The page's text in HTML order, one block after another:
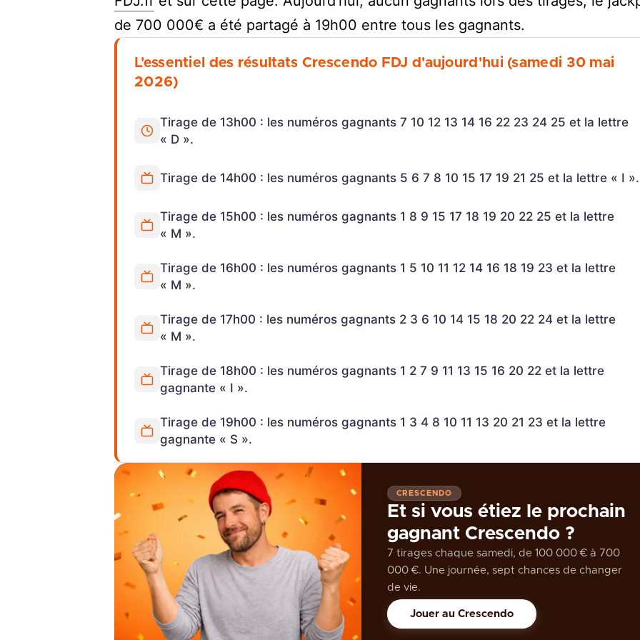
de 700 000€ a été partagé à 19h00 entre tous les gagnants.
L'essentiel des résultats Crescendo FDJ d'aujourd'hui (samedi 30 mai
2026)
Tirage de 13h00 : les numéros gagnants 7 10 12 13 14 16 22 23 24 25 et la lettre
« D ».
Tirage de 14h00 : les numéros gagnants 5 6 7 8 10 15 17 19 21 25 et la lettre « I ».
Tirage de 15h00 : les numéros gagnants 1 8 9 15 17 18 19 20 22 25 et la lettre
« M ».
Tirage de 16h00 : les numéros gagnants 1 5 10 11 12 14 16 18 19 23 et la lettre
« M ».
Tirage de 17h00 : les numéros gagnants 2 3 6 10 14 15 18 20 22 24 et la lettre
« M ».
Tirage de 18h00 : les numéros gagnants 1 2 7 9 11 13 15 16 20 22 et la lettre
gagnante « I ».
Tirage de 19h00 : les numéros gagnants 1 3 4 8 10 11 13 20 21 23 et la lettre
gagnante « S ».
CRESCENDO
Et si vous étiez le prochain
gagnant Crescendo ?
7 tirages chaque samedi, de 100 000 € à 700
000 €. Une journée, sept chances de changer
de vie.
Jouer au Crescendo